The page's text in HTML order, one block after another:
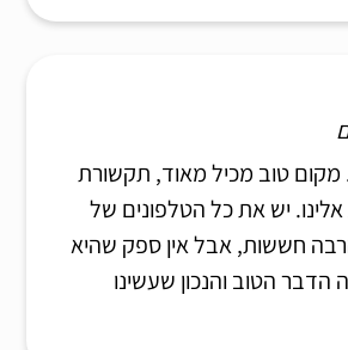
מקום טוב מכיל מאוד, תקשורת
אלינו. יש את כל הטלפונים של
חששות, אבל אין ספק שהיא
הדבר הטוב והנכון שעשינו